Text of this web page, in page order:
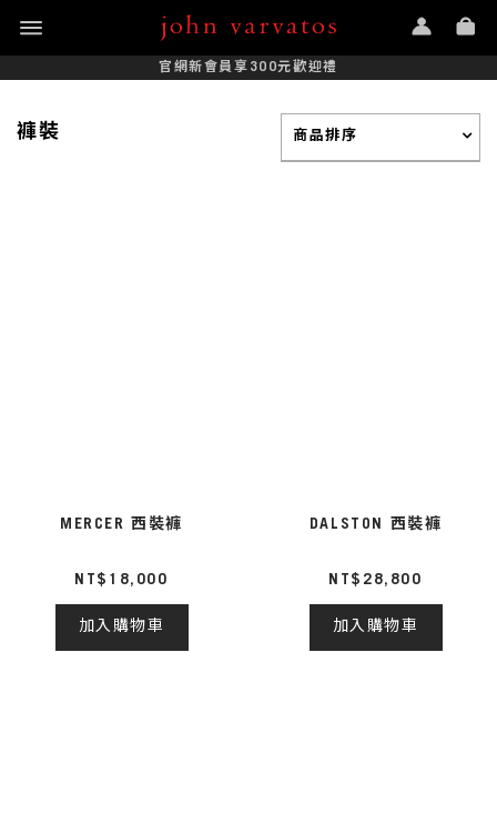
官網新會員享300元歡迎禮
褲裝 商品排序
MERCER 西裝褲
NT$18,000
加入購物車
DALSTON 西裝褲
NT$28,800
加入購物車